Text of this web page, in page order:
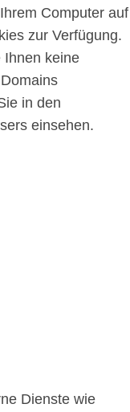
Computer auf
zur Verfügung.
Ihnen keine
in den
einsehen.
Dienste wie